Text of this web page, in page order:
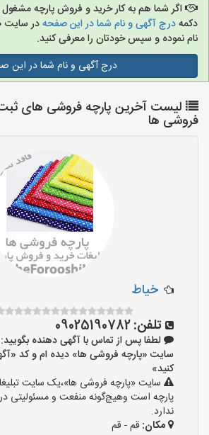
اگر شما هم به کار خرید و فروش پارچه
دکمهدرج آگهی و نام شما در این صفحهدر سایت
نام نموده و سپس خودتان را معرفی کنید.
درج آگهی و نام شما در این
لیست آخرین پارچه فروشی های ثبت
فروشی ها
خیاط
تلفن:09025190782
لطفا پس از تماس با آگهی دهنده
کنید»
سایت «پارچه فروشی ها»،یک سایت
پارچه است وهیچ‌گونه منفعت و مسئولیتی در
ندارد.
مکان: قم - قم